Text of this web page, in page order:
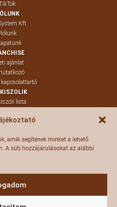
amik segítenek minket a lehető
A süti hozzájárulásokat az alábbi
Kft.
Rólunk
ajánlat
lista